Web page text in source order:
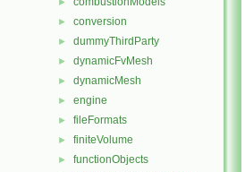
► conversion
► dummyThirdParty
► dynamicFvMesh
► dynamicMesh
► engine
► fileFormats
► finiteVolume
► functionObjects